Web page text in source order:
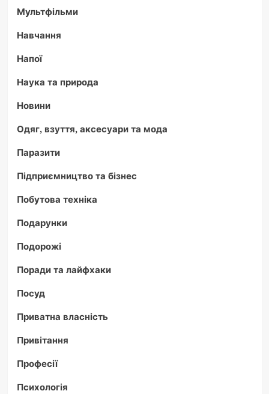
Мультфільми
Навчання
Напої
Наука та природа
Новини
Одяг, взуття, аксесуари та мода
Паразити
Підприємництво та бізнес
Побутова техніка
Подарунки
Подорожі
Поради та лайфхаки
Посуд
Приватна власність
Привітання
Професії
Психологія